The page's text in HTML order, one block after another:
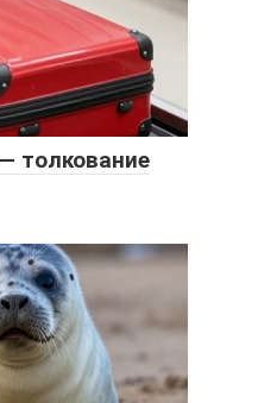
толкование